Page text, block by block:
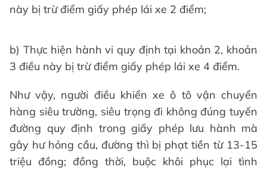
này bị trừ điểm giấy phép lái xe 2 điểm;
b) Thực hiện hành vi quy định tại khoản 2, khoản
3 điều này bị trừ điểm giấy phép lái xe 4 điểm.
Như vậy, người điều khiển xe ô tô vận chuyển
hàng siêu trường, siêu trọng đi không đúng tuyến
đường quy định trong giấy phép lưu hành mà
gây hư hỏng cầu, đường thì bị phạt tiền từ 13-15
triệu đồng; đồng thời, buộc khôi phục lại tình